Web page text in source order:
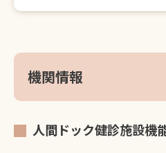
機関情報
人間ドック健診施設機